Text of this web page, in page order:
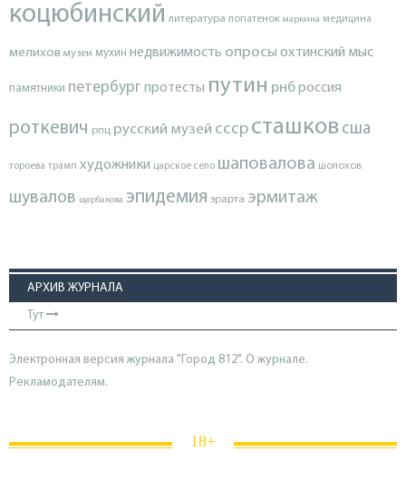
коцюбинский литература лопатенок маркина медицина
мелихов музеи мухин недвижимость опросы охтинский мыс
памятники петербургпротесты путин рнброссия
роткевич рпц русский музей ссср сташков сша
тороева трамп художники царское село шаповалова шолохов
шувалов щербакова эпидемия эрарта эрмитаж
АРХИВ ЖУРНАЛА
Тут
Электронная версия журнала "Город 812". О журнале.
Рекламодателям.
18+